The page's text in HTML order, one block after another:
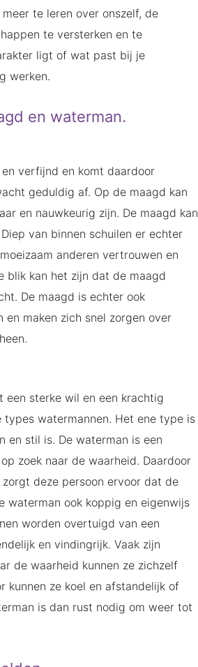
te leren over onszelf, de
te versterken en te
ligt of wat past bij je
werken.
en waterman.
verfijnd en komt daardoor
geduldig af. Op de maagd kan
en nauwkeurig zijn. De maagd kan
van binnen schuilen er echter
anderen vertrouwen en
blik kan het zijn dat de maagd
De maagd is echter ook
maken zich snel zorgen over
sterke wil en een krachtig
watermannen. Het ene type is
en stil is. De waterman is een
zoek naar de waarheid. Daardoor
deze persoon ervoor dat de
waterman ook koppig en eigenwijs
worden overtuigd van een
en vindingrijk. Vaak zijn
de waarheid kunnen ze zichzelf
ze koel en afstandelijk of
is dan rust nodig om weer tot